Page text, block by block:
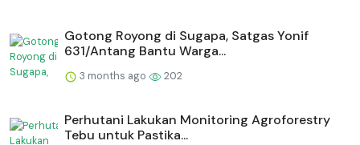
Gotong Royong di Sugapa, Satgas Yonif
631/Antang Bantu Warga...
3 months ago 202
Perhutani Lakukan Monitoring Agroforestry
Tebu untuk Pastika...